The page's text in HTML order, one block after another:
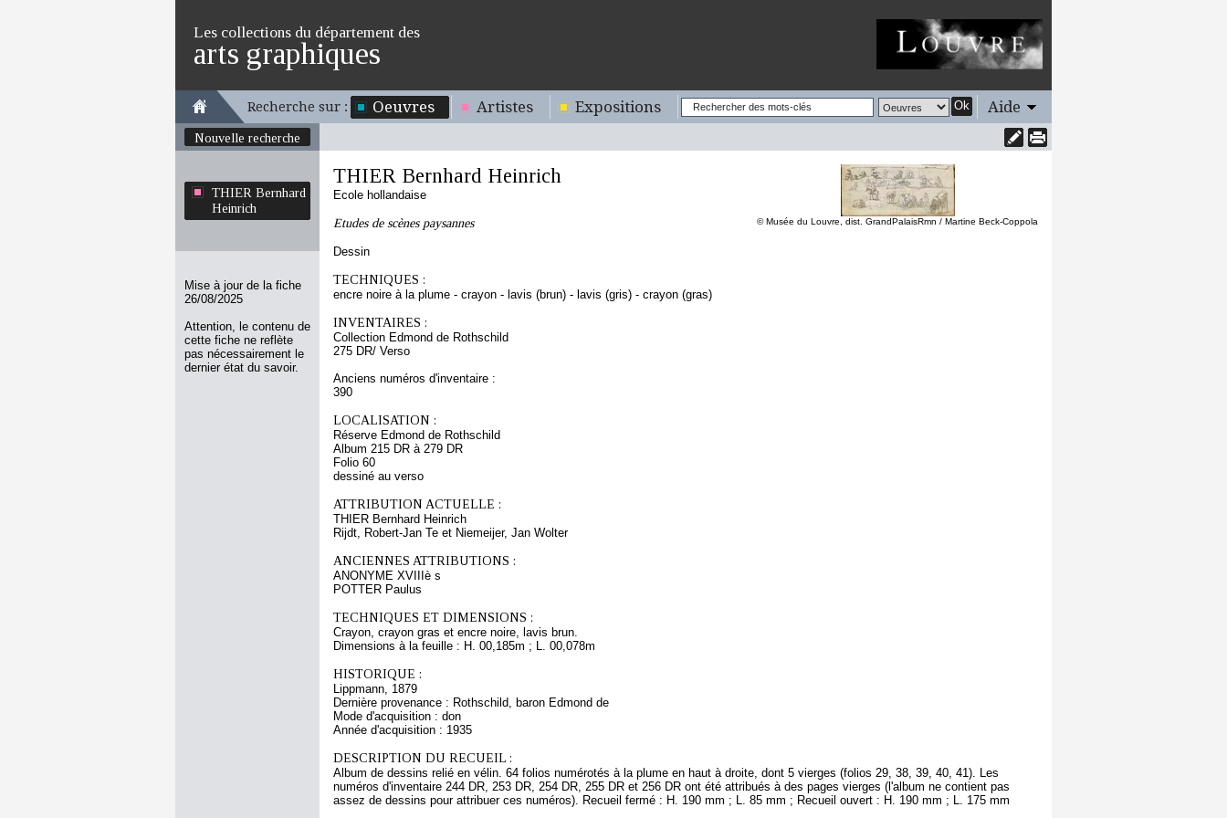
Les collections du département des
arts graphiques
Recherche sur : Oeuvres Artistes Expositions Ok Aide
Nouvelle recherche
THIER Bernhard
Heinrich
Mise à jour de la fiche
26/08/2025
Attention, le contenu de
cette fiche ne reflète
pas nécessairement le
dernier état du savoir.
© Musée du Louvre, dist. GrandPalaisRmn / Martine Beck-Coppola
THIER Bernhard Heinrich
Ecole hollandaise
Etudes de scènes paysannes
Dessin
TECHNIQUES :
encre noire à la plume - crayon - lavis (brun) - lavis (gris) - crayon (gras)
INVENTAIRES :
Collection Edmond de Rothschild
275 DR/ Verso
Anciens numéros d'inventaire :
390
LOCALISATION :
Réserve Edmond de Rothschild
Album 215 DR à 279 DR
Folio 60
dessiné au verso
ATTRIBUTION ACTUELLE :
THIER Bernhard Heinrich
Rijdt, Robert-Jan Te et Niemeijer, Jan Wolter
ANCIENNES ATTRIBUTIONS :
ANONYME XVIIIè s
POTTER Paulus
TECHNIQUES ET DIMENSIONS :
Crayon, crayon gras et encre noire, lavis brun.
Dimensions à la feuille : H. 00,185m ; L. 00,078m
HISTORIQUE :
Lippmann, 1879
Dernière provenance : Rothschild, baron Edmond de
Mode d'acquisition : don
Année d'acquisition : 1935
DESCRIPTION DU RECUEIL :
Album de dessins relié en vélin. 64 folios numérotés à la plume en haut à droite, dont 5 vierges (folios 29, 38, 39, 40, 41). Les
numéros d'inventaire 244 DR, 253 DR, 254 DR, 255 DR et 256 DR ont été attribués à des pages vierges (l'album ne contient pas
assez de dessins pour attribuer ces numéros). Recueil fermé : H. 190 mm ; L. 85 mm ; Recueil ouvert : H. 190 mm ; L. 175 mm